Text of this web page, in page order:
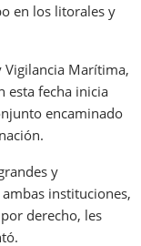
en los litorales y
Vigilancia Marítima,
esta fecha inicia
encaminado
y
instituciones,
derecho, les